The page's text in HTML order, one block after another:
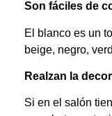
Son fáciles de
El blanco es un
beige, negro,
Realzan la
Si en el salón